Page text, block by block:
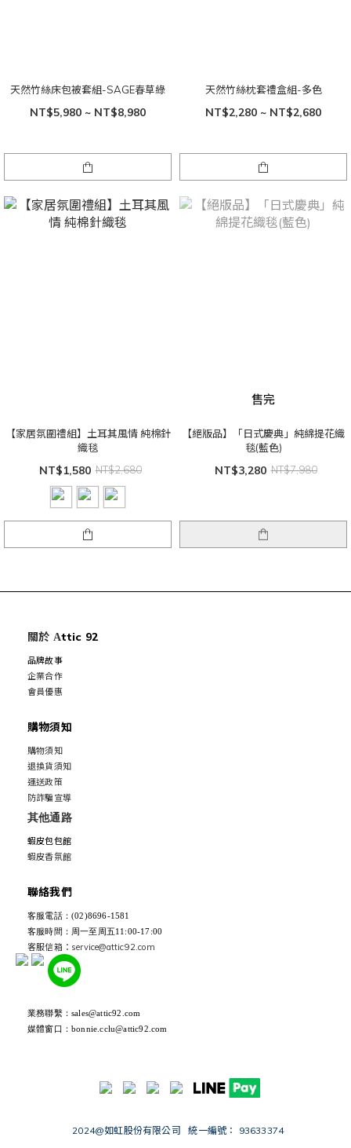
天然竹絲床包被套組-SAGE春草綠
NT$5,980 ~ NT$8,980
天然竹絲枕套禮盒組-多色
NT$2,280 ~ NT$2,680
【家居氛圍禮組】土耳其風情 純棉針
織毯
NT$1,580 NT$2,680
售完
【絕版品】「日式慶典」純綿提花織
毯(藍色)
NT$3,280 NT$7,980
關於 Attic 92
品牌故事
企業合作
會員優惠
購物須知
購物須知
退換貨須知
運送政策
防詐騙宣導
其他通路
蝦皮包包館
蝦皮香氛館
聯絡我們
客服電話：(02)8696-1581
客服時間：周一至周五11:00-17:00
客服信箱：service@attic92.com
業務聯繫：sales@attic92.com
媒體窗口：bonnie.cclu@attic92.com
2024@如虹股份有限公司 統一編號： 93633374